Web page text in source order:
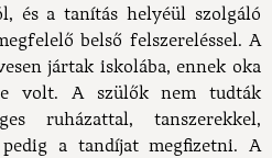
és a tanítás helyéül szolgáló
belső felszereléssel. A
jártak iskolába, ennek oka
volt. A szülők nem tudták
ruházattal, tanszerekkel,
a tandíjat megfizetni. A